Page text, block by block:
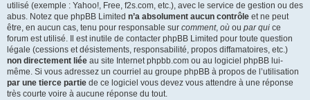
utilisé (exemple : Yahoo!, Free, f2s.com, etc.), avec le service de gestion ou des
abus. Notez que phpBB Limited n’a absolument aucun contrôle et ne peut
être, en aucun cas, tenu pour responsable sur comment, où ou par qui ce
forum est utilisé. Il est inutile de contacter phpBB Limited pour toute question
légale (cessions et désistements, responsabilité, propos diffamatoires, etc.)
non directement liée au site Internet phpbb.com ou au logiciel phpBB lui-
même. Si vous adressez un courriel au groupe phpBB à propos de l’utilisation
par une tierce partie de ce logiciel vous devez vous attendre à une réponse
très courte voire à aucune réponse du tout.